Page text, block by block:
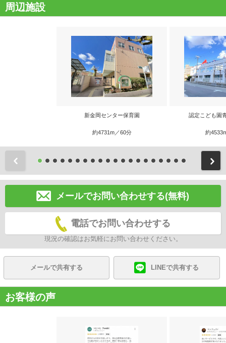
周辺施設
新金岡センター保育園
約4731m／60分
認定こども園
約
メールでお問い合わせする(無料)
電話でお問い合わせする
現況の確認はお気軽にお問い合わせください。
メールで共有する LINEで共有する
お客様の声